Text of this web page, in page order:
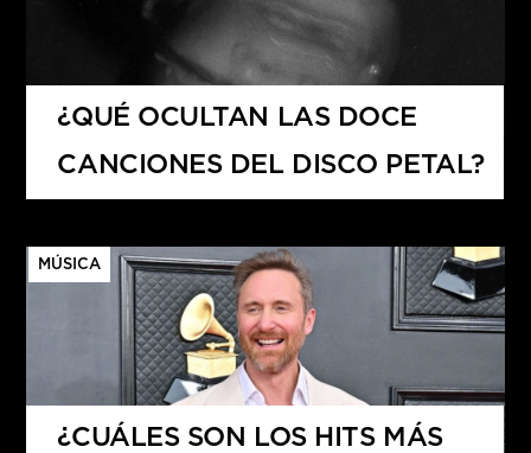
¿QUÉ OCULTAN LAS DOCE
CANCIONES DEL DISCO PETAL?
MÚSICA
¿CUÁLES SON LOS HITS MÁS